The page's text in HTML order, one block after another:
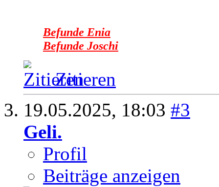
Befunde Enia
Befunde Joschi
Zitieren
19.05.2025, 18:03 #3
Geli.
Profil
Beiträge anzeigen